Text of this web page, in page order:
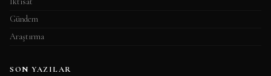
Gündem
Araştırma
SON YAZILAR